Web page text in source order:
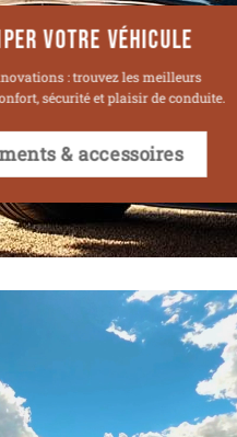
VOTRE VÉHICULE
: trouvez les meilleurs
sécurité et plaisir de conduite.
& accessoires